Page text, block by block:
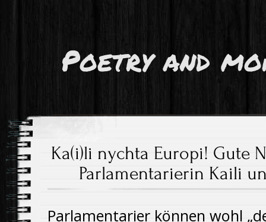
Poetry and
Ka(i)li nychta Europi! Gute
Parlamentarierin Kaili
Parlamentarier können wohl